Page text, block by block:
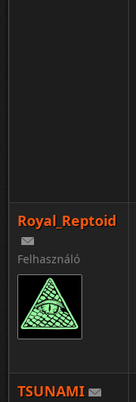
Royal_Reptoid
Felhasználó
TSUNAMI